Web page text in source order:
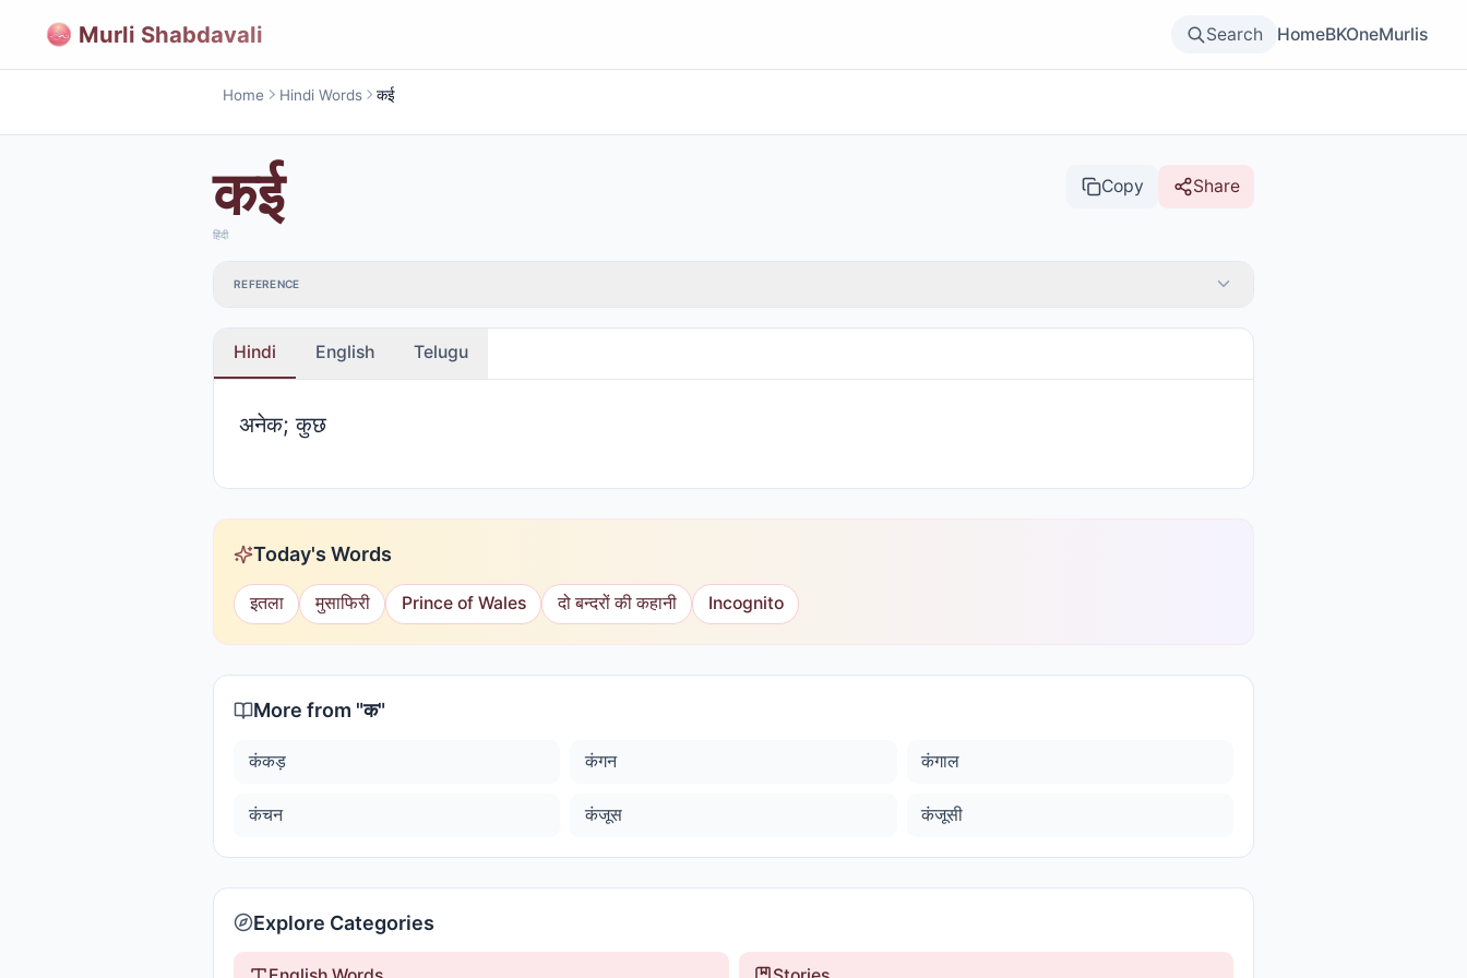
Murli Shabdavali Search HomeBKOneMurlis
Home Hindi Words कई
कई Copy Share
हिंदी
REFERENCE
Hindi English Telugu
अनेक; कुछ
Today's Words
इतला मुसाफिरी Prince of Wales दो बन्दरों की कहानी Incognito
More from "क"
कंकड़ कंगन कंगाल
कंचन कंजूस कंजूसी
Explore Categories